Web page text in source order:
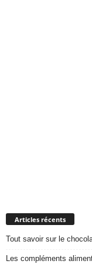
Articles récents
Tout savoir sur le
Les compléments